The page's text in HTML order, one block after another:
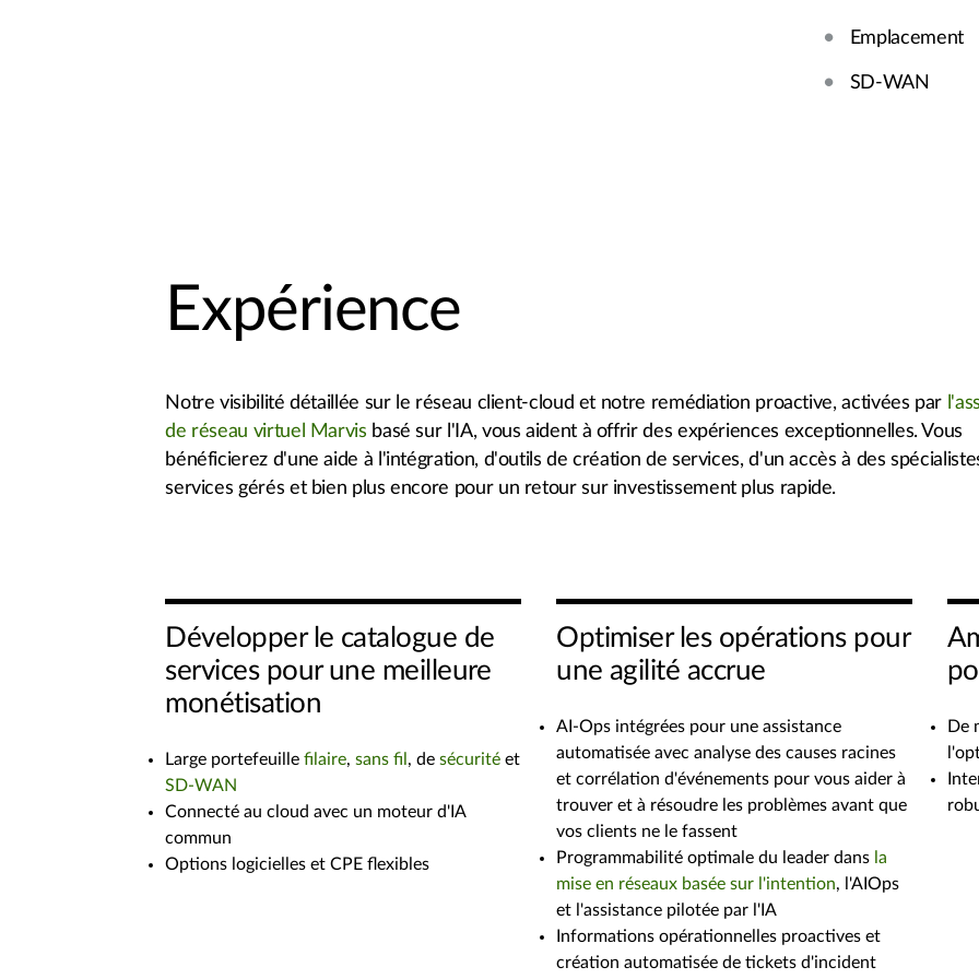
Emplacement
SD-WAN
Expérience
Notre visibilité détaillée sur le réseau client-cloud et notre remédiation proactive, activées par
de réseau virtuel Marvis basé sur l'IA, vous aident à offrir des expériences exceptionnelles. Vous
bénéficierez d'une aide à l'intégration, d'outils de création de services, d'un accès à des
services gérés et bien plus encore pour un retour sur investissement plus rapide.
Développer le catalogue de
services pour une meilleure
monétisation
Large portefeuillefilaire,sans fil , desécurité et
SD-WAN
Connecté au cloud avec un moteur d'IA
commun
Options logicielles et CPE flexibles
Optimiser les opérations pour
une agilité accrue
AI-Ops intégrées pour une assistance
automatisée avec analyse des causes racines
et corrélation d'événements pour vous aider à
trouver et à résoudre les problèmes avant que
vos clients ne le fassent
Programmabilité optimale du leader dans la
mise en réseaux basée sur l'intention, l'AIOps
et l'assistance pilotée par l'IA
Informations opérationnelles proactives et
création automatisée de tickets d'incident
De